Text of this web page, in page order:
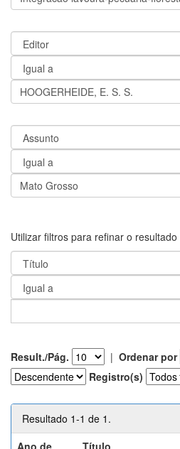
Utilizar filtros para refinar o
Result./Pág. | Ordenar por
Registro(s)
Resultado 1-1 de 1.
Ano de
Título